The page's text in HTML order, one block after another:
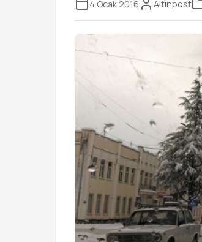
4 Ocak 2016 Altınpost